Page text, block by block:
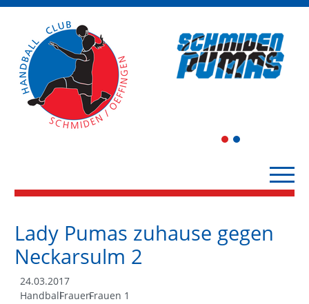
1 2
Lady Pumas zuhause gegen
Neckarsulm 2
24.03.2017
HandballFrauenFrauen 1